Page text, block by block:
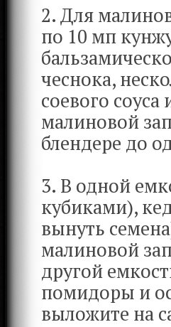
2. Для
по 10 мп
чеснока,
соевого
малиновой
блендере до
3. В одной
кубиками),
вынуть
малиновой
другой
помидоры и
выложите на